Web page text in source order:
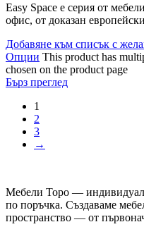
Easy Space е серия от
офис, от доказан
Добавяне към списък с
Опции This product has
chosen on the product page
Бърз преглед
1
2
3
→
Мебели Торо —
по поръчка. Създаваме
пространство — от